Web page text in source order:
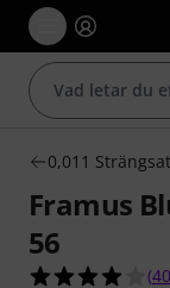
0,011
Framus
56
(40